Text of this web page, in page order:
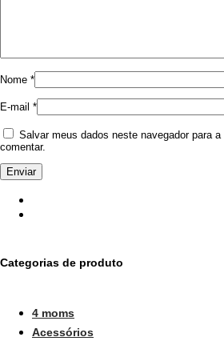
Nome *
E-mail *
Salvar meus dados neste navegador para
comentar.
Categorias de produto
4 moms
Acessórios